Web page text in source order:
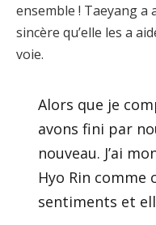
ensemble ! Taeyang a
sincère qu’elle les a
voie.
Alors que je
avons fini par
nouveau. J’ai
Hyo Rin comme
sentiments et